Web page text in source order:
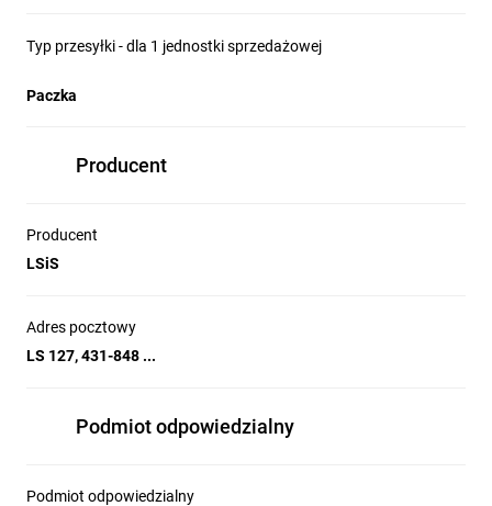
Typ przesyłki - dla 1 jednostki sprzedażowej
Paczka
Producent
Producent
LSiS
Adres pocztowy
LS 127, 431-848 ...
Podmiot odpowiedzialny
Podmiot odpowiedzialny